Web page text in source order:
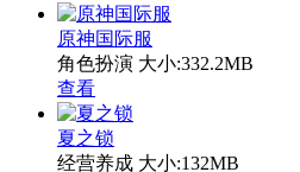
原神国际服
角色扮演 大小:332.2MB
查看
夏之锁
经营养成 大小:132MB